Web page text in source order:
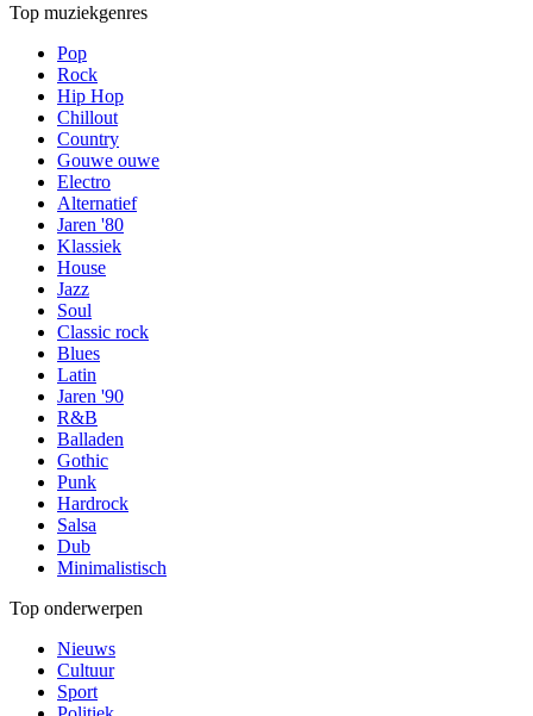
Top muziekgenres
Pop
Rock
Hip Hop
Chillout
Country
Gouwe ouwe
Electro
Alternatief
Jaren '80
Klassiek
House
Jazz
Soul
Classic rock
Blues
Latin
Jaren '90
R&B
Balladen
Gothic
Punk
Hardrock
Salsa
Dub
Minimalistisch
Top onderwerpen
Nieuws
Cultuur
Sport